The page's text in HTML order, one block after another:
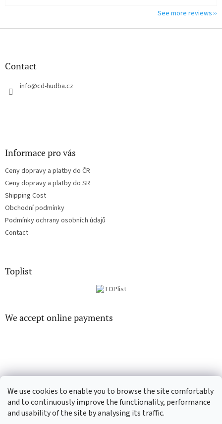
We use cookies to enable you to browse the site comfortably
and to continuously improve the functionality, performance
and usability of the site by analysing its traffic.
See more reviews
F
Contact
info@cd-hudba.cz
Informace pro vás
Ceny dopravy a platby do ČR
Ceny dopravy a platby do SR
Shipping Cost
Obchodní podmínky
Podmínky ochrany osobních údajů
Contact
Toplist
We accept online payments